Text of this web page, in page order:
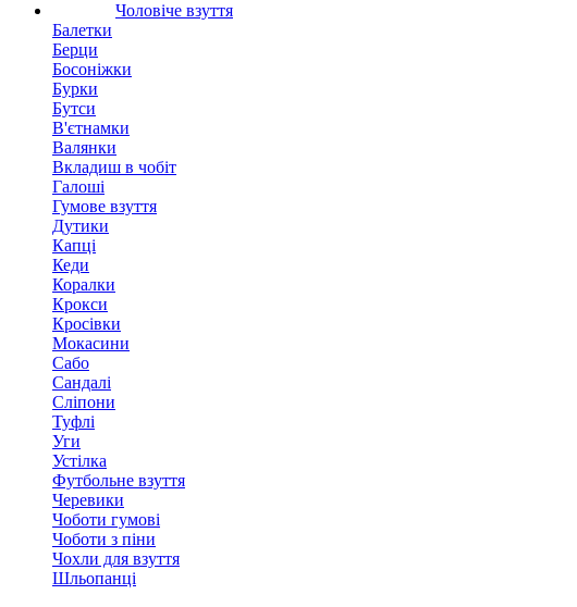
Чоловіче взуття
Балетки
Берци
Босоніжки
Бурки
Бутси
В'єтнамки
Валянки
Вкладиш в чобіт
Галоші
Гумове взуття
Дутики
Капці
Кеди
Коралки
Крокси
Кросівки
Мокасини
Сабо
Сандалі
Сліпони
Туфлі
Уги
Устілка
Футбольне взуття
Черевики
Чоботи гумові
Чоботи з піни
Чохли для взуття
Шльопанці